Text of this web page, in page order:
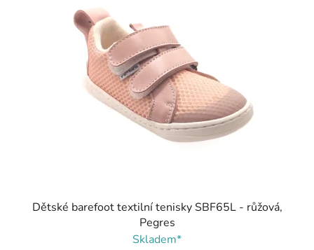
Dětské barefoot textilní tenisky SBF65L - růžová,
Pegres
Skladem*